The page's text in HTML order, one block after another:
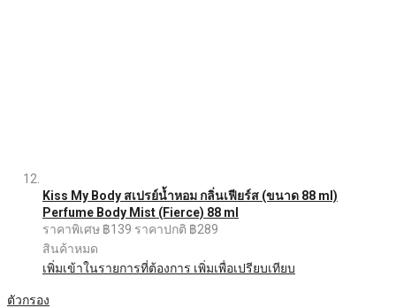
Kiss My Body สเปรย์น้ำหอม กลิ่นเฟียร์ส (ขนาด 88 ml)
Perfume Body Mist (Fierce) 88 ml
ราคาพิเศษ ฿139 ราคาปกติ ฿289
สินค้าหมด
เพิ่มเข้าในรายการที่ต้องการ เพิ่มเพื่อเปรียบเทียบ
ตัวกรอง